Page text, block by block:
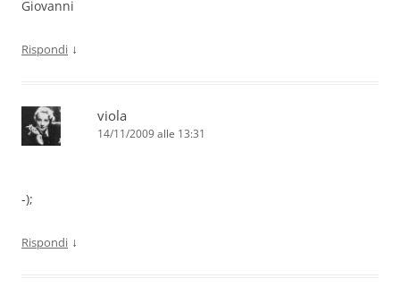
Giovanni
Rispondi ↓
viola
14/11/2009 alle 13:31
-);
Rispondi ↓